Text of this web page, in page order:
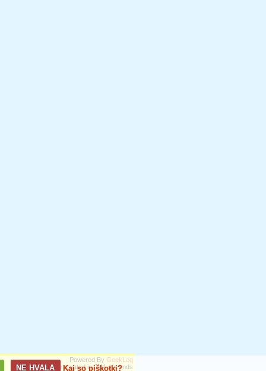
Powered By GeekLog
Page created in 0,41 seconds
NE HVALA Kaj so piškotki?